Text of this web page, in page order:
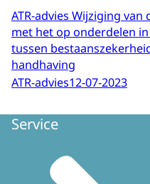
ATR-advies Wijziging
met het op onderdelen
tussen
handhaving
ATR-advies12-07-2023
Service